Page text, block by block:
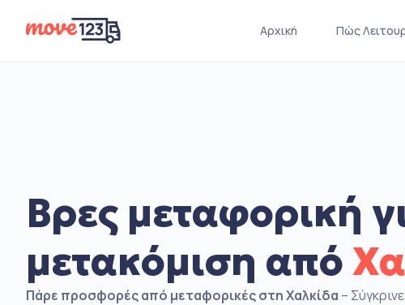
Αρχική Πώς
Βρες μεταφορική
μετακόμιση από
Πάρε προσφορές από μεταφορικές στη Χαλκίδα – Σύγκρινε